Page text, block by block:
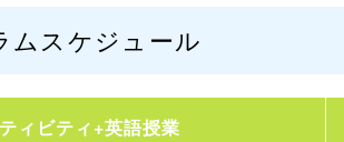
ムスケジュール
ィビティ+英語授業